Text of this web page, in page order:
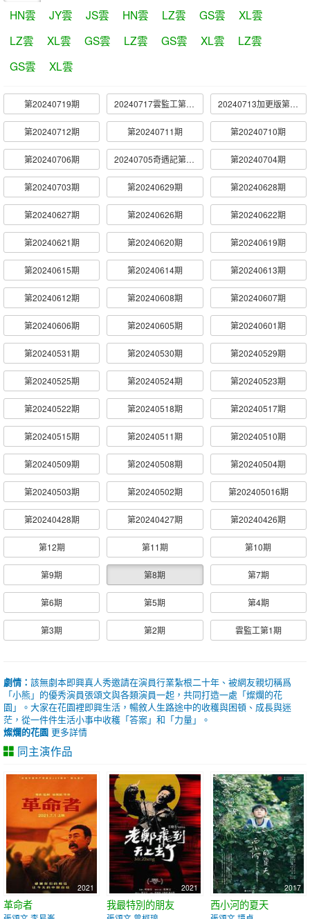
HN雲
JY雲 JS雲 HN雲 LZ雲 GS雲
XL雲
LZ雲
XL雲 GS雲 LZ雲 GS雲 XL雲
LZ雲
GS雲
XL雲
第20240719期 20240717雲監工第12期 20240713加更版第12期
第20240712期 第20240711期 第20240710期
第20240706期 20240705奇遇記第10期 第20240704期
第20240703期 第20240629期 第20240628期
第20240627期 第20240626期 第20240622期
第20240621期 第20240620期 第20240619期
第20240615期 第20240614期 第20240613期
第20240612期 第20240608期 第20240607期
第20240606期 第20240605期 第20240601期
第20240531期 第20240530期 第20240529期
第20240525期 第20240524期 第20240523期
第20240522期 第20240518期 第20240517期
第20240515期 第20240511期 第20240510期
第20240509期 第20240508期 第20240504期
第20240503期 第20240502期 第202405016期
第20240428期 第20240427期 第20240426期
第12期 第11期 第10期
第9期 第8期 第7期
第6期 第5期 第4期
第3期 第2期 雲監工第1期
劇情： 該無劇本即興真人秀邀請在演員行業紮根二十年、被網友親切稱爲
「小熊」的優秀演員張頌文與各類演員一起，共同打造一處「燦爛的花
園」。大家在花園裡即興生活，暢敘人生路途中的收穫與困頓、成長與迷
茫，從一件件生活小事中收穫「答案」和「力量」。
燦爛的花園 更多詳情
同主演作品
2021
革命者
2021
我最特別的朋友
2017
西小河的夏天